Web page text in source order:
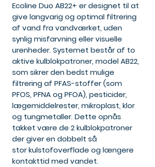
Ecoline Duo AB22+ er designet til at
give langvarig og optimal filtrering
af vand fra vandværket, uden
synlig misfarvning eller visuelle
urenheder. Systemet består af to
aktive kulblokpatroner, modelAB22,
som sikrer den bedst mulige
filtrering af PFAS-stoffer (som
PFOS, PFNA og PFOA), pesticider,
lægemiddelrester, mikroplast, klor
og tungmetaller. Dette opnås
takket være de 2 kulblokpatroner
der giver en dobbelt så
stor kulstofoverflade og længere
kontakttid med vandet.